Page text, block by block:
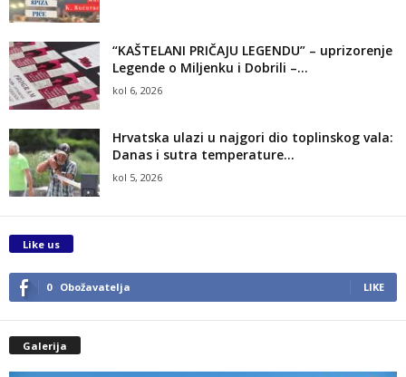
“KAŠTELANI PRIČAJU LEGENDU” – uprizorenje
Legende o Miljenku i Dobrili –...
kol 6, 2026
Hrvatska ulazi u najgori dio toplinskog vala:
Danas i sutra temperature...
kol 5, 2026
Like us
0 Obožavatelja LIKE
Galerija